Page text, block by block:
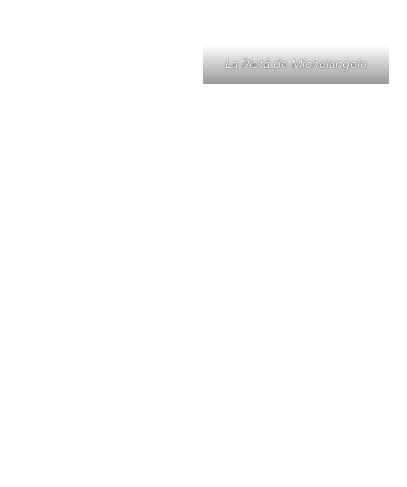
La Pietá de Michelangelo